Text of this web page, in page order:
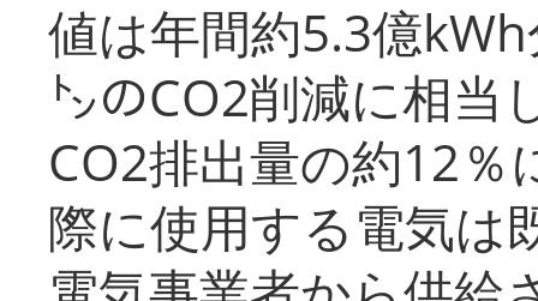
値は年間約5.3億
㌧のCO2削減に相当
CO2排出量の約12％
際に使用する電気は